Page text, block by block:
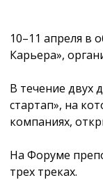
10–11 апреля в
Карьера»,
В течение двух
стартап», на
компаниях,
На Форуме
трех треках.